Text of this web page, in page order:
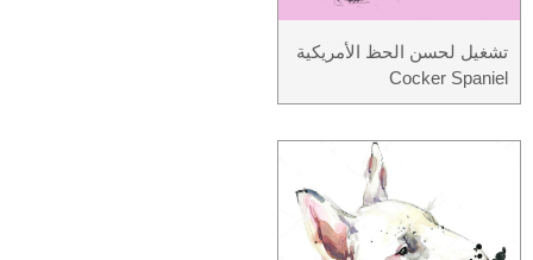
تشغيل لحسن الحظ الأمريكية
Cocker Spaniel